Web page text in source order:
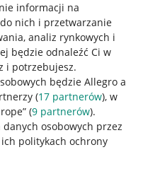
informacji na
nich i przetwarzanie
analiz rynkowych i
będzie odnaleźć Ci w
i potrzebujesz.
będzie Allegro a
(17 partnerów), w
(9 partnerów).
osobowych przez
politykach ochrony